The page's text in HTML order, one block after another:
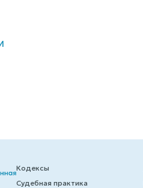
Кодексы
Судебная практика